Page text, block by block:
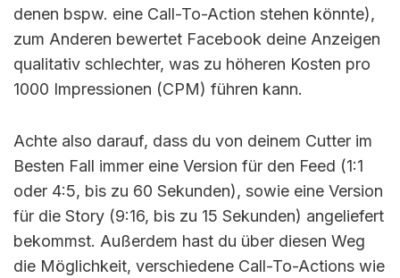
denen bspw. eine Call-To-Action stehen könnte),
zum Anderen bewertet Facebook deine Anzeigen
qualitativ schlechter, was zu höheren Kosten pro
1000 Impressionen (CPM) führen kann.
Achte also darauf, dass du von deinem Cutter im
Besten Fall immer eine Version für den Feed (1:1
oder 4:5, bis zu 60 Sekunden), sowie eine Version
für die Story (9:16, bis zu 15 Sekunden) angeliefert
bekommst. Außerdem hast du über diesen Weg
die Möglichkeit, verschiedene Call-To-Actions wie